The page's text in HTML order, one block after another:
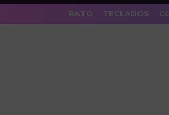
RATO TECLADOS